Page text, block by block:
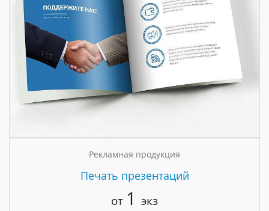
Рекламная продукция
Печать презентаций
от 1 экз